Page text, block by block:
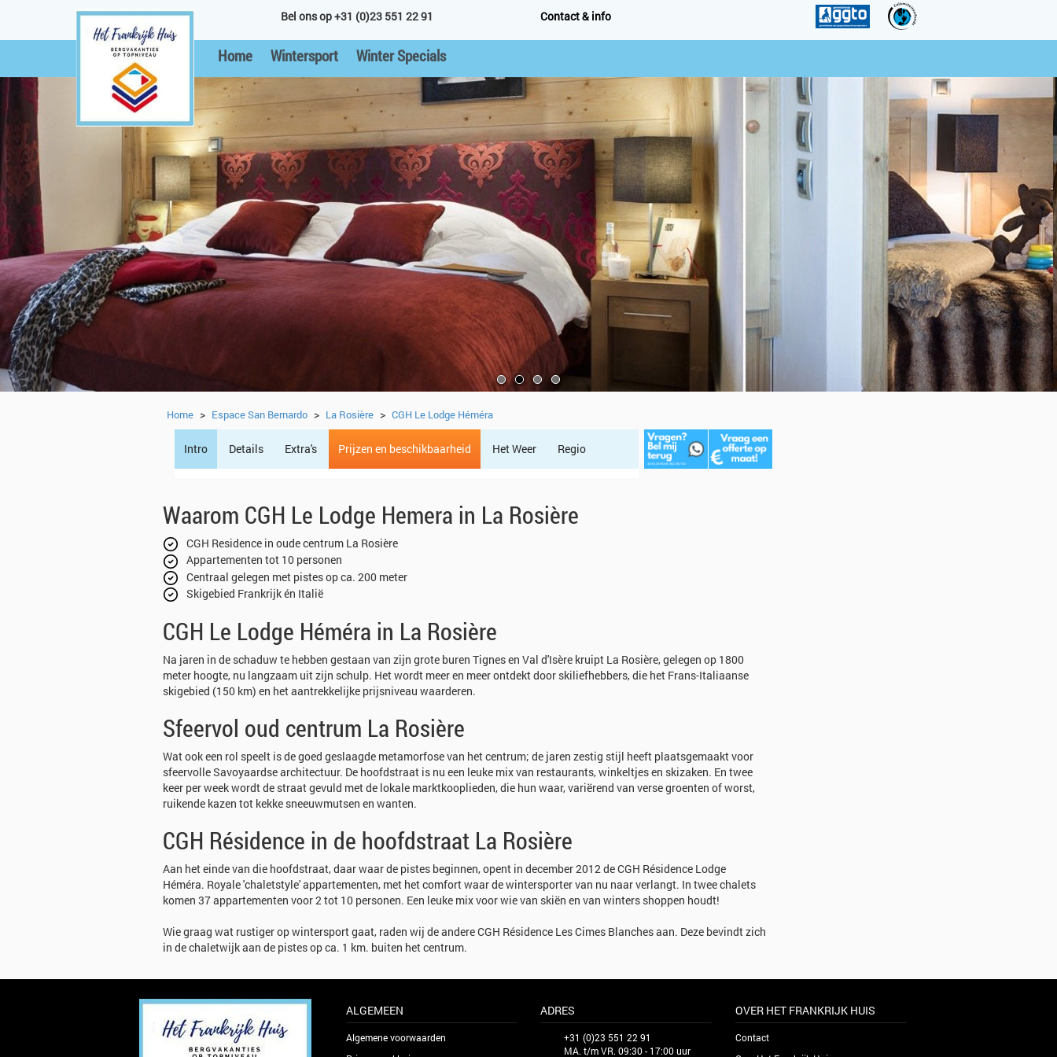
Bel ons op +31 (0)23 551 22 91 Contact & info
Home Wintersport Winter Specials
Home > Espace San Bernardo > La Rosière > CGH Le Lodge Héméra
Intro Details Extra's Prijzen en beschikbaarheid Het Weer Regio
Waarom CGH Le Lodge Hemera in La Rosière
CGH Residence in oude centrum La Rosière
Appartementen tot 10 personen
Centraal gelegen met pistes op ca. 200 meter
Skigebied Frankrijk én Italië
CGH Le Lodge Héméra in La Rosière
Na jaren in de schaduw te hebben gestaan van zijn grote buren Tignes en Val d'Isère kruipt La Rosière, gelegen op 1800
meter hoogte, nu langzaam uit zijn schulp. Het wordt meer en meer ontdekt door skiliefhebbers, die het Frans-Italiaanse
skigebied (150 km) en het aantrekkelijke prijsniveau waarderen.
Sfeervol oud centrum La Rosière
Wat ook een rol speelt is de goed geslaagde metamorfose van het centrum; de jaren zestig stijl heeft plaatsgemaakt voor
sfeervolle Savoyaardse architectuur. De hoofdstraat is nu een leuke mix van restaurants, winkeltjes en skizaken. En twee
keer per week wordt de straat gevuld met de lokale marktkooplieden, die hun waar, variërend van verse groenten of worst,
ruikende kazen tot kekke sneeuwmutsen en wanten.
CGH Résidence in de hoofdstraat La Rosière
Aan het einde van die hoofdstraat, daar waar de pistes beginnen, opent in december 2012 de CGH Résidence Lodge
Héméra. Royale 'chaletstyle' appartementen, met het comfort waar de wintersporter van nu naar verlangt. In twee chalets
komen 37 appartementen voor 2 tot 10 personen. Een leuke mix voor wie van skiën en van winters shoppen houdt!
Wie graag wat rustiger op wintersport gaat, raden wij de andere CGH Résidence Les Cimes Blanches aan. Deze bevindt zich
in de chaletwijk aan de pistes op ca. 1 km. buiten het centrum.
ALGEMEEN
Algemene voorwaarden
ADRES
+31 (0)23 551 22 91
MA. t/m VR. 09:30 - 17:00 uur
OVER HET FRANKRIJK HUIS
Contact